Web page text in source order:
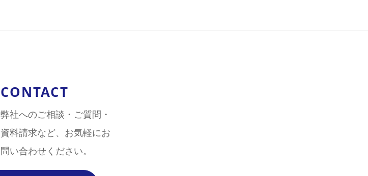
CONTACT
弊社へのご相談・ご質問・
資料請求など、お気軽にお
問い合わせください。